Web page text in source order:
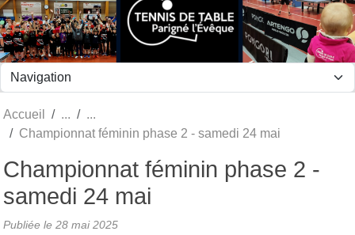
Accueil
Championnat féminin phase 2 - samedi 24 mai
Championnat féminin phase 2 -
samedi 24 mai
Publiée le 28 mai 2025
Panneau de gestion des cookies